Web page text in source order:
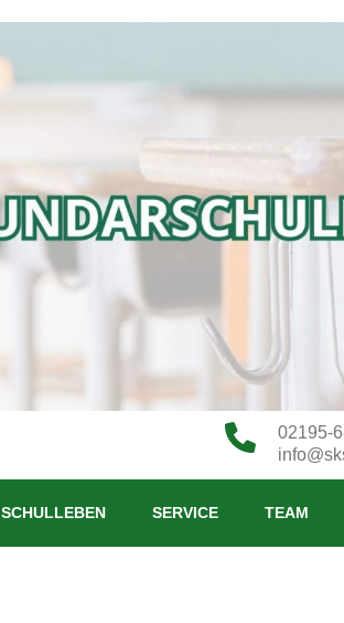
02195-
SCHULLEBEN SERVICE TEAM